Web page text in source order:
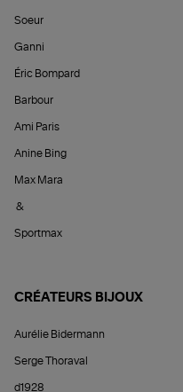
Soeur
Ganni
Éric Bompard
Barbour
Ami Paris
Anine Bing
Max Mara
&
Sportmax
CRÉATEURS BIJOUX
Aurélie Bidermann
Serge Thoraval
d1928